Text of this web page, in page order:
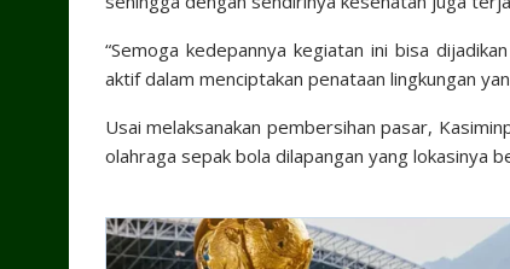
“Semoga kedepannya kegiatan ini bisa
aktif dalam menciptakan penataan lingkungan
Usai melaksanakan pembersihan pasar,
olahraga sepak bola dilapangan yang lokasinya